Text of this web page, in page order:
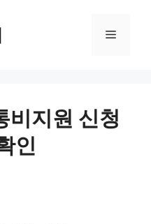
메
비지원 신청
인